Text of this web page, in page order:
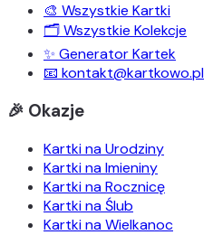
🎨 Wszystkie Kartki
🗂️ Wszystkie Kolekcje
✨ Generator Kartek
📧 kontakt@kartkowo.pl
🎉 Okazje
Kartki na Urodziny
Kartki na Imieniny
Kartki na Rocznicę
Kartki na Ślub
Kartki na Wielkanoc